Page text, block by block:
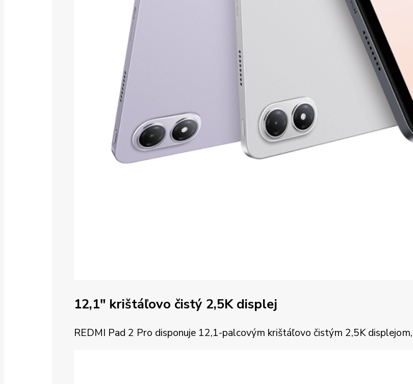
12,1″ krištáľovo čistý 2,5K displej
REDMI Pad 2 Pro disponuje 12,1-palcovým krištáľovo čistým 2,5K